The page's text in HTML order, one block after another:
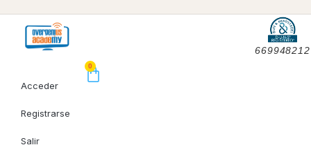
669948212
Acceder
Registrarse
Salir
0